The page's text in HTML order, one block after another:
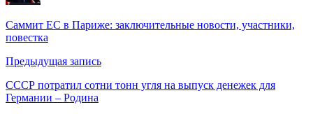
Саммит ЕС в Париже: заключительные новости, участники,
повестка
Предыдущая запись
СССР потратил сотни тонн угля на выпуск денежек для
Германии – Родина